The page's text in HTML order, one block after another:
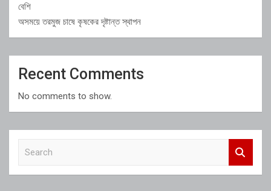
বেশি
অসময়ে তরমুজ চাষে কৃষকের দৃষ্টান্ত স্থাপন
Recent Comments
No comments to show.